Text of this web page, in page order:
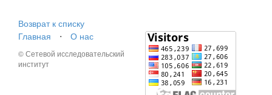
Возврат к списку
Главная
⋅ О нас
© Сетевой исследовательский
институт